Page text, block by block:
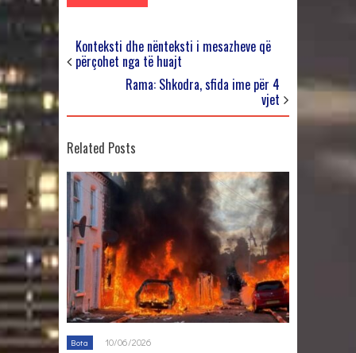
Konteksti dhe nënteksti i mesazheve që
përçohet nga të huajt
Rama: Shkodra, sfida ime për 4
vjet
Related Posts
Bota 10/06/2026